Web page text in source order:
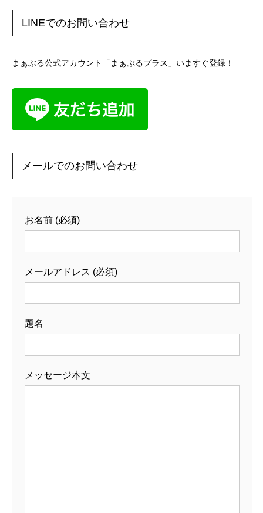
LINEでのお問い合わせ
まぁぶる公式アカウント「まぁぶるプラス」いますぐ登録！
メールでのお問い合わせ
お名前 (必須)
メールアドレス (必須)
題名
メッセージ本文